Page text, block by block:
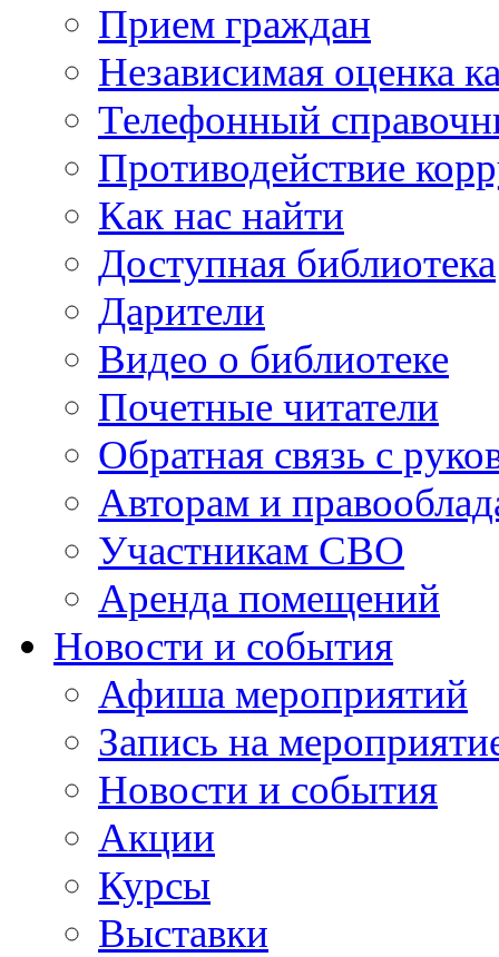
Прием граждан
Независимая оценка
Телефонный
Противодействие
Как нас найти
Доступная библиотека
Дарители
Видео о библиотеке
Почетные читатели
Обратная связь с
Авторам и
Участникам СВО
Аренда помещений
Новости и события
Афиша мероприятий
Запись на
Новости и события
Акции
Курсы
Выставки